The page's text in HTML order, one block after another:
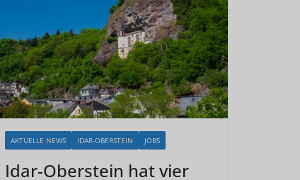
AKTUELLE NEWS IDAR-OBERSTEIN JOBS
Idar-Oberstein hat vier